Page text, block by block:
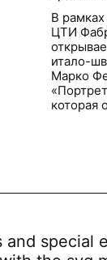
В
ЦТИ
итало-
Марко
которая
and special